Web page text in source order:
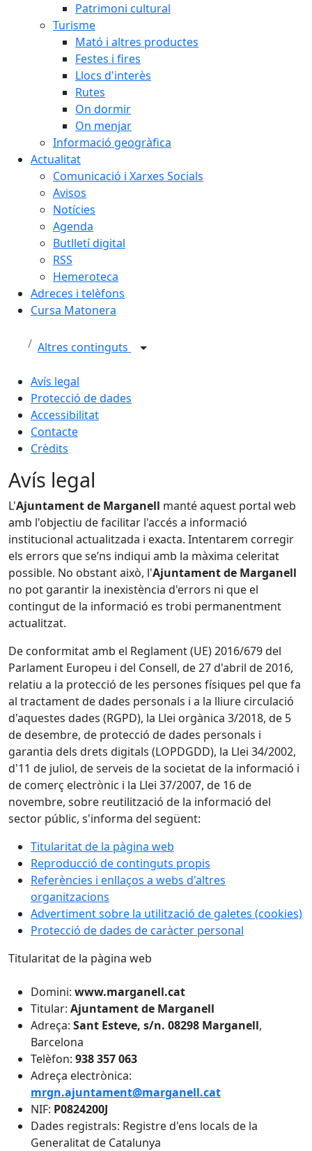
Patrimoni cultural
Turisme
Mató i altres productes
Festes i fires
Llocs d'interès
Rutes
On dormir
On menjar
Informació geogràfica
Actualitat
Comunicació i Xarxes Socials
Avisos
Notícies
Agenda
Butlletí digital
RSS
Hemeroteca
Adreces i telèfons
Cursa Matonera
Altres continguts
Avís legal
Protecció de dades
Accessibilitat
Contacte
Crèdits
Avís legal
L'Ajuntament de Marganell manté aquest portal web
amb l'objectiu de facilitar l'accés a informació
institucional actualitzada i exacta. Intentarem corregir
els errors que se’ns indiqui amb la màxima celeritat
possible. No obstant això, l'Ajuntament de Marganell
no pot garantir la inexistència d'errors ni que el
contingut de la informació es trobi permanentment
actualitzat.
De conformitat amb el Reglament (UE) 2016/679 del
Parlament Europeu i del Consell, de 27 d'abril de 2016,
relatiu a la protecció de les persones físiques pel que fa
al tractament de dades personals i a la lliure circulació
d'aquestes dades (RGPD), la Llei orgànica 3/2018, de 5
de desembre, de protecció de dades personals i
garantia dels drets digitals (LOPDGDD), la Llei 34/2002,
d'11 de juliol, de serveis de la societat de la informació i
de comerç electrònic i la Llei 37/2007, de 16 de
novembre, sobre reutilització de la informació del
sector públic, s'informa del següent:
Titularitat de la pàgina web
Reproducció de continguts propis
Referències i enllaços a webs d'altres
organitzacions
Advertiment sobre la utilització de galetes (cookies)
Protecció de dades de caràcter personal​
Titularitat de la pàgina web
Domini: www.marganell.cat
Titular: Ajuntament de Marganell
Adreça: Sant Esteve, s/n. 08298 Marganell,
Barcelona
Telèfon: 938 357 063
Adreça electrònica:
mrgn.ajuntament@marganell.cat
NIF: P0824200J
Dades registrals: Registre d'ens locals de la
Generalitat de Catalunya